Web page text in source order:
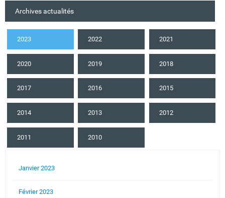
Archives actualités
2023 2022 2021
2020 2019 2018
2017 2016 2015
2014 2013 2012
2011 2010
Janvier 2023
Février 2023